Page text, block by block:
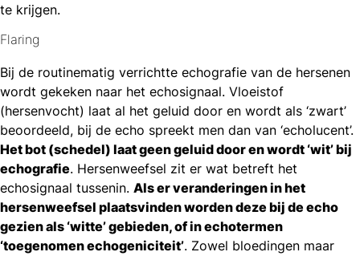
te krijgen.
Flaring
Bij de routinematig verrichtte echografie van de hersenen
wordt gekeken naar het echosignaal. Vloeistof
(hersenvocht) laat al het geluid door en wordt als ‘zwart’
beoordeeld, bij de echo spreekt men dan van ‘echolucent’.
Het bot (schedel) laat geen geluid door en wordt ‘wit’ bij
echografie. Hersenweefsel zit er wat betreft het
echosignaal tussenin. Als er veranderingen in het
hersenweefsel plaatsvinden worden deze bij de echo
gezien als ‘witte’ gebieden, of in echotermen
‘toegenomen echogeniciteit’. Zowel bloedingen maar